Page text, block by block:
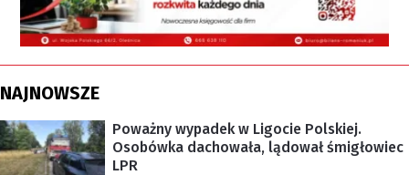
NAJNOWSZE
Poważny wypadek w Ligocie Polskiej.
Osobówka dachowała, lądował śmigłowiec
LPR